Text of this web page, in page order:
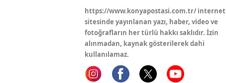
https://www.konyapostasi.com.tr/ internet
sitesinde yayınlanan yazı, haber, video ve
fotoğrafların her türlü hakkı saklıdır. İzin
alınmadan, kaynak gösterilerek dahi
kullanılamaz.